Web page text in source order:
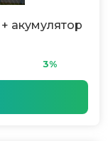
акумулятор
3%